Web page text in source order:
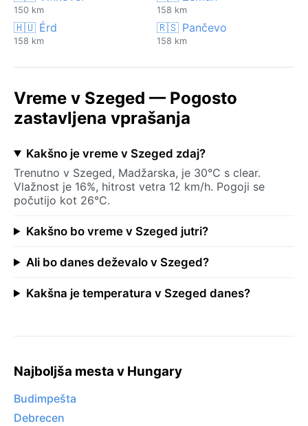
150 km 158 km
🇭🇺 Érd
158 km
🇷🇸 Pančevo
158 km
Vreme v Szeged — Pogosto
zastavljena vprašanja
Kakšno je vreme v Szeged zdaj?
Trenutno v Szeged, Madžarska, je 30°C s clear.
Vlažnost je 16%, hitrost vetra 12 km/h. Pogoji se
počutijo kot 26°C.
Kakšno bo vreme v Szeged jutri?
Ali bo danes deževalo v Szeged?
Kakšna je temperatura v Szeged danes?
Najboljša mesta v Hungary
Budimpešta
Debrecen